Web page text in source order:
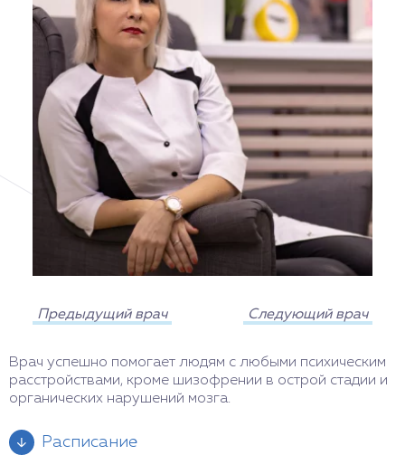
Следующий врач
Предыдущий врач
Врач успешно помогает людям с любыми психическим
расстройствами, кроме шизофрении в острой стадии и
органических нарушений мозга.
Расписание